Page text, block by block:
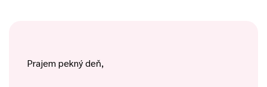
Prajem pekný deň,